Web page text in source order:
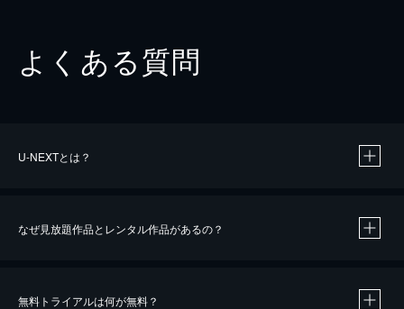
よくある質問
U-NEXTとは？
なぜ見放題作品とレンタル作品があるの？
無料トライアルは何が無料？